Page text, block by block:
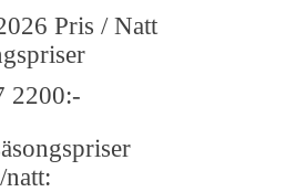
Pris / Natt
2200:-